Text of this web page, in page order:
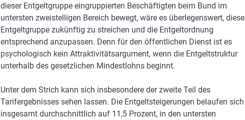
dieser Entgeltgruppe eingruppierten Beschäftigten beim Bund im
untersten zweistelligen Bereich bewegt, wäre es überlegenswert, diese
Entgeltgruppe zukünftig zu streichen und die Entgeltordnung
entsprechend anzupassen. Denn für den öffentlichen Dienst ist es
psychologisch kein Attraktivitätsargument, wenn die Entgeltstruktur
unterhalb des gesetzlichen Mindestlohns beginnt.
Unter dem Strich kann sich insbesondere der zweite Teil des
Tarifergebnisses sehen lassen. Die Entgeltsteigerungen belaufen sich
insgesamt durchschnittlich auf 11,5 Prozent, in den untersten